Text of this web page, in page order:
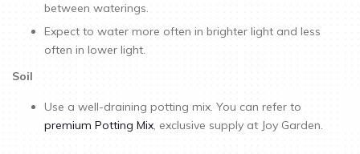
between waterings.
Expect to water more often in brighter light and less
often in lower light.
Soil
Use a well-draining potting mix. You can refer to
premium Potting Mix, exclusive supply at Joy Garden.